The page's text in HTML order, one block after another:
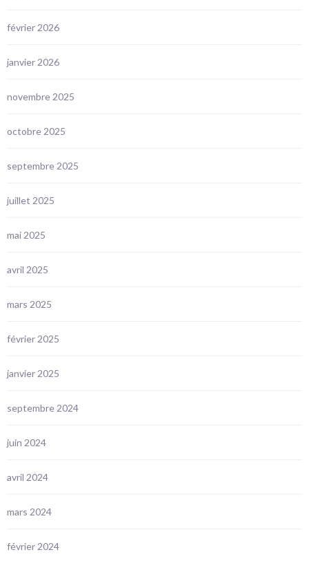
février 2026
janvier 2026
novembre 2025
octobre 2025
septembre 2025
juillet 2025
mai 2025
avril 2025
mars 2025
février 2025
janvier 2025
septembre 2024
juin 2024
avril 2024
mars 2024
février 2024